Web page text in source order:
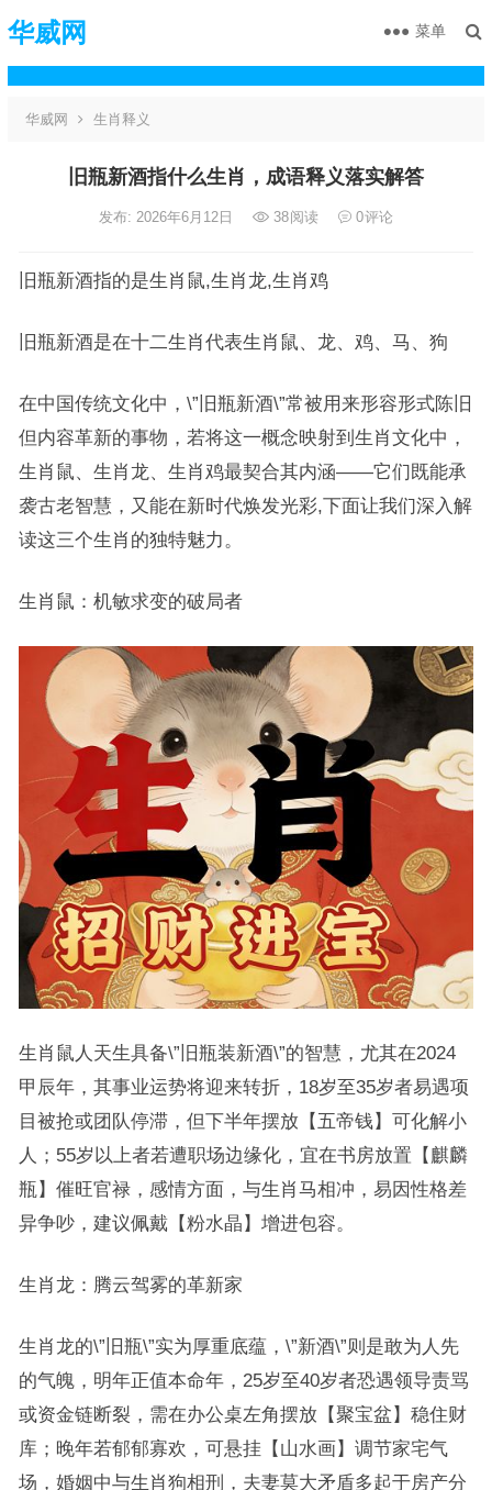
华威网 菜单
华威网 生肖释义
旧瓶新酒指什么生肖，成语释义落实解答
发布: 2026年6月12日 38阅读 0评论
旧瓶新酒指的是生肖鼠,生肖龙,生肖鸡
旧瓶新酒是在十二生肖代表生肖鼠、龙、鸡、马、狗
在中国传统文化中，\”旧瓶新酒\”常被用来形容形式陈旧
但内容革新的事物，若将这一概念映射到生肖文化中，
生肖鼠、生肖龙、生肖鸡最契合其内涵——它们既能承
袭古老智慧，又能在新时代焕发光彩,下面让我们深入解
读这三个生肖的独特魅力。
生肖鼠：机敏求变的破局者
生肖鼠人天生具备\”旧瓶装新酒\”的智慧，尤其在2024
甲辰年，其事业运势将迎来转折，18岁至35岁者易遇项
目被抢或团队停滞，但下半年摆放【五帝钱】可化解小
人；55岁以上者若遭职场边缘化，宜在书房放置【麒麟
瓶】催旺官禄，感情方面，与生肖马相冲，易因性格差
异争吵，建议佩戴【粉水晶】增进包容。
生肖龙：腾云驾雾的革新家
生肖龙的\”旧瓶\”实为厚重底蕴，\”新酒\”则是敢为人先
的气魄，明年正值本命年，25岁至40岁者恐遇领导责骂
或资金链断裂，需在办公桌左角摆放【聚宝盆】稳住财
库；晚年若郁郁寡欢，可悬挂【山水画】调节家宅气
场，婚姻中与生肖狗相刑，夫妻莫大矛盾多起于房产分